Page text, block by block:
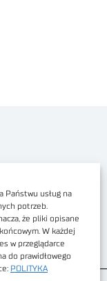
Państwu usług na
potrzeb.
że pliki opisane
W każdej
w przeglądarce
do prawidłowego
POLITYKA